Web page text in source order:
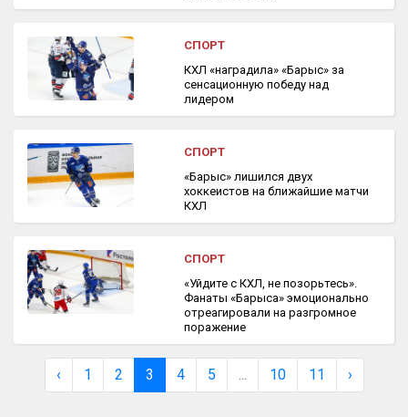
СПОРТ
КХЛ «наградила» «Барыс» за
сенсационную победу над
лидером
СПОРТ
«Барыс» лишился двух
хоккеистов на ближайшие матчи
КХЛ
СПОРТ
«Уйдите с КХЛ, не позорьтесь».
Фанаты «Барыса» эмоционально
отреагировали на разгромное
поражение
‹ 1 2 3 4 5 ... 10 11 ›